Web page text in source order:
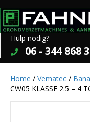
Hulp nodig?
06 - 344 868
Home / Vematec /
CW05 KLASSE 2.5 – 4